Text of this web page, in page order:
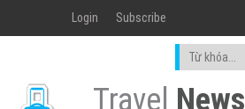
Login Subscribe
Travel News